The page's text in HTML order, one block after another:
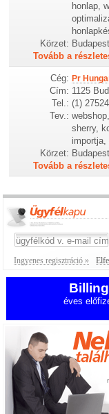
honlap,
Körzet:
Tovább a
Cég: Pr
Cím: 1125
Tel.: (1)
Tev.:
sherry,
Körzet:
Tovább a
Ingyenes regisztráció »
éves